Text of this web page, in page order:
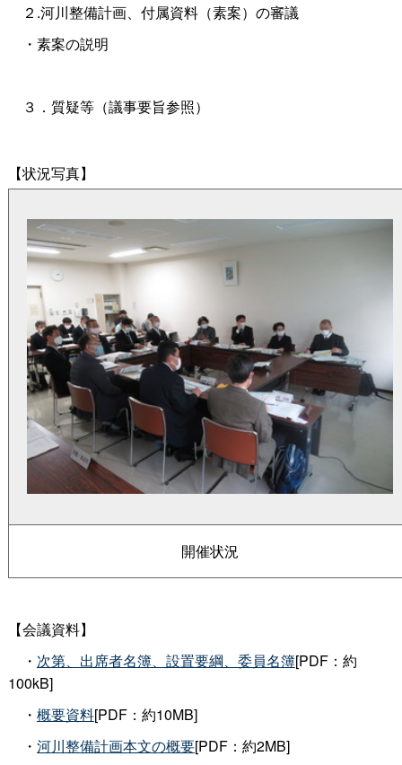
２.河川整備計画、付属資料（素案）の審議
・素案の説明
３．質疑等（議事要旨参照）
【状況写真】
開催状況
【会議資料】
・ 次第、出席者名簿、設置要綱、委員名簿[PDF：約
100kB]
・ 概要資料[PDF：約10MB]
・ 河川整備計画本文の概要[PDF：約2MB]